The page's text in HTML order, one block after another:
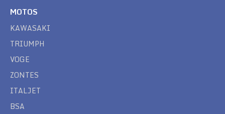
MOTOS
KAWASAKI
TRIUMPH
VOGE
ZONTES
ITALJET
BSA